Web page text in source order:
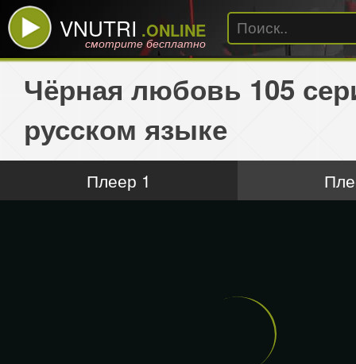
VNUTRI .ONLINE
смотрите бесплатно
Чёрная любовь 105
русском языке
Плеер 1